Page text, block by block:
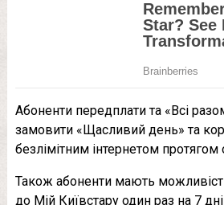
Абоненти передплати та «Всі
замовити «Щасливий день» та
безлімітним інтернетом протягом
Також абоненти мають
до Мій Київстару один раз на 7